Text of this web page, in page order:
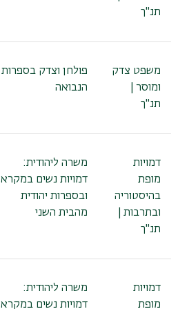
תנ"ך
משפט צדק
ומוסר |
תנ"ך
פולחן וצדק בספרות
הנבואה
דמויות
מופת
בהיסטוריה
ובתרבות |
תנ"ך
משרה ליהודית:
דמויות נשים במקרא
ובספרות יהודית
מהבית השני
דמויות
מופת
משרה ליהודית:
דמויות נשים במקרא